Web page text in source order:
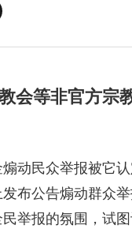
会等非官方宗
动民众举报被它
布公告煽动群众
举报的氛围，试